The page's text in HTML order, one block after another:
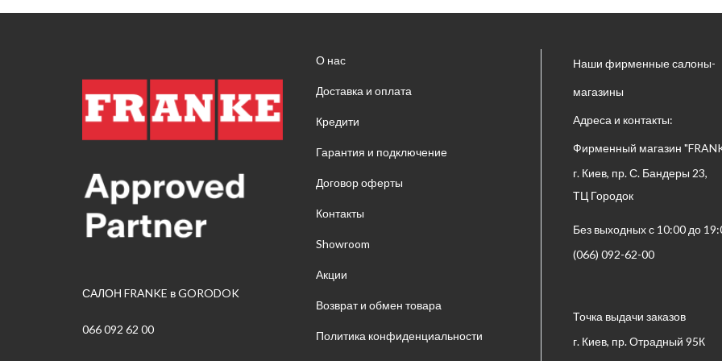
САЛОН FRANKE в GORODOK
066 092 62 00
О нас
Доставка и оплата
Кредити
Гарантия и подключение
Договор оферты
Контакты
Showroom
Акции
Возврат и обмен товара
Политика конфиденциальности
Наши фирменные салоны-
магазины
Адреса и контакты:
Фирменный магазин
г. Киев, пр. С. Бандеры 23,
ТЦ Городок
Без выходных с 10:00 до
(066) 092-62-00
Точка выдачи заказов
г. Киев, пр. Отрадный 95К